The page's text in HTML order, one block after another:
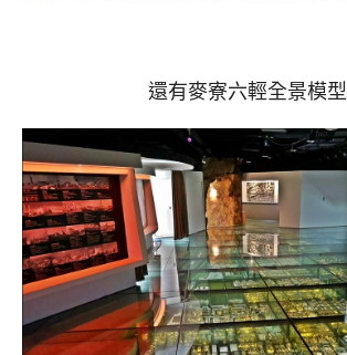
還有麥寮六輕全景模型